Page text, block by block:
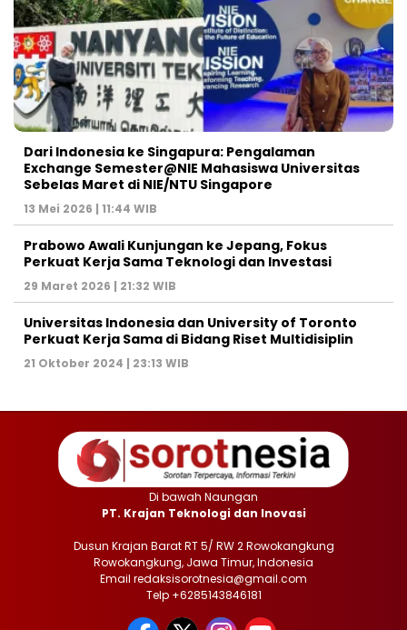
Dari Indonesia ke Singapura: Pengalaman
Exchange Semester@NIE Mahasiswa Universitas
Sebelas Maret di NIE/NTU Singapore
13 Mei 2026 | 11:44 WIB
Prabowo Awali Kunjungan ke Jepang, Fokus
Perkuat Kerja Sama Teknologi dan Investasi
29 Maret 2026 | 21:32 WIB
Universitas Indonesia dan University of Toronto
Perkuat Kerja Sama di Bidang Riset Multidisiplin
21 Oktober 2024 | 23:13 WIB
Di bawah Naungan
PT. Krajan Teknologi dan Inovasi
Dusun Krajan Barat RT 5/ RW 2 Rowokangkung
Rowokangkung, Jawa Timur, Indonesia
Email redaksisorotnesia@gmail.com
Telp +6285143846181